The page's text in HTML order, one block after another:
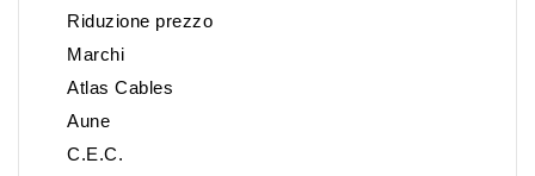
Riduzione prezzo
Marchi
Atlas Cables
Aune
C.E.C.